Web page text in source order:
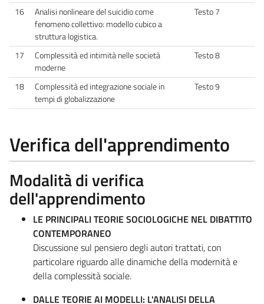
16
Analisi nonlineare del suicidio come
fenomeno collettivo: modello cubico a
struttura logistica.
Testo 7
17
Complessità ed intimità nelle società
moderne
Testo 8
18
Complessità ed integrazione sociale in
tempi di globalizzazione
Testo 9
Verifica dell'apprendimento
Modalità di verifica
dell'apprendimento
LE PRINCIPALI TEORIE SOCIOLOGICHE NEL DIBATTITO
CONTEMPORANEO
Discussione sul pensiero degli autori trattati, con
particolare riguardo alle dinamiche della modernità e
della complessità sociale.
DALLE TEORIE AI MODELLI: L'ANALISI DELLA